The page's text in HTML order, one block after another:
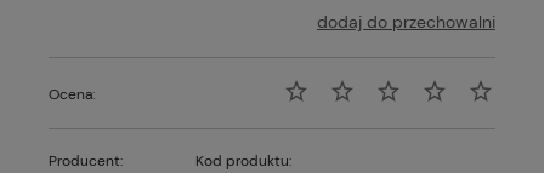
dodaj do przechowalni
Ocena:
Producent: Kod produktu: